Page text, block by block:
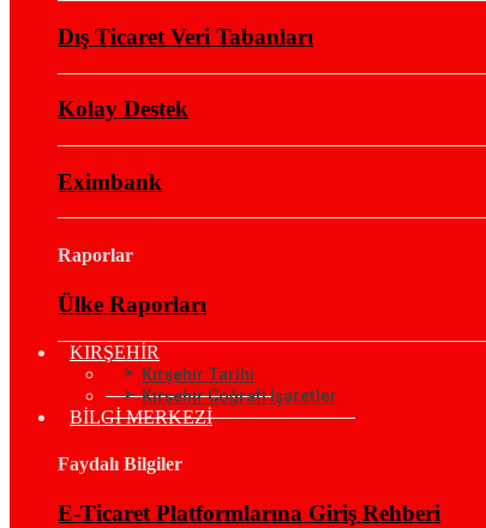
Dış Ticaret Veri Tabanları
Kolay Destek
Eximbank
Raporlar
Ülke Raporları
KIRŞEHİR
Kırşehir Tarihi
Kırşehir Coğrafi İşaretler
BİLGİ MERKEZİ
Faydalı Bilgiler
E-Ticaret Platformlarına Giriş Rehberi